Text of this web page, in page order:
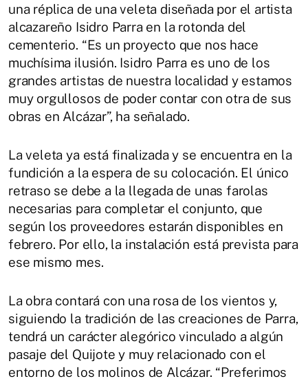
una réplica de una veleta diseñada por el artista
alcazareño Isidro Parra en la rotonda del
cementerio. “Es un proyecto que nos hace
muchísima ilusión. Isidro Parra es uno de los
grandes artistas de nuestra localidad y estamos
muy orgullosos de poder contar con otra de sus
obras en Alcázar”, ha señalado.
La veleta ya está finalizada y se encuentra en la
fundición a la espera de su colocación. El único
retraso se debe a la llegada de unas farolas
necesarias para completar el conjunto, que
según los proveedores estarán disponibles en
febrero. Por ello, la instalación está prevista para
ese mismo mes.
La obra contará con una rosa de los vientos y,
siguiendo la tradición de las creaciones de Parra,
tendrá un carácter alegórico vinculado a algún
pasaje del Quijote y muy relacionado con el
entorno de los molinos de Alcázar. “Preferimos